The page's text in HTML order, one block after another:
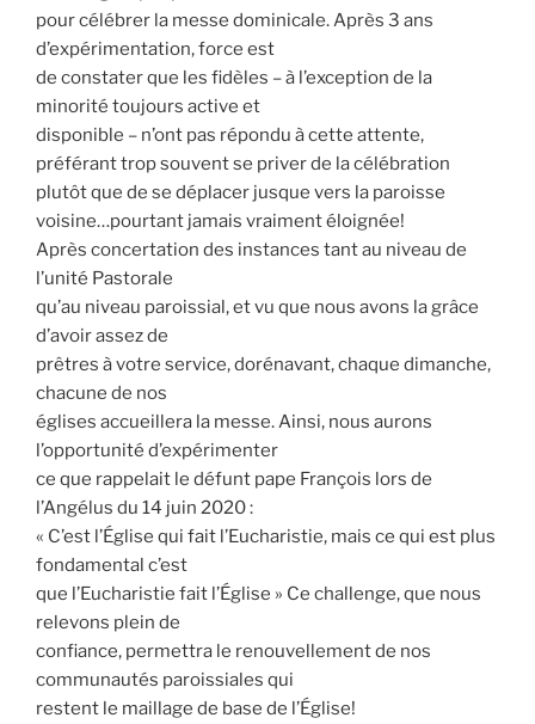
pour célébrer la messe dominicale. Après 3 ans
d’expérimentation, force est
de constater que les fidèles – à l’exception de la
minorité toujours active et
disponible – n’ont pas répondu à cette attente,
préférant trop souvent se priver de la célébration
plutôt que de se déplacer jusque vers la paroisse
voisine…pourtant jamais vraiment éloignée!
Après concertation des instances tant au niveau de
l’unité Pastorale
qu’au niveau paroissial, et vu que nous avons la grâce
d’avoir assez de
prêtres à votre service, dorénavant, chaque dimanche,
chacune de nos
églises accueillera la messe. Ainsi, nous aurons
l’opportunité d’expérimenter
ce que rappelait le défunt pape François lors de
l’Angélus du 14 juin 2020 :
« C’est l’Église qui fait l’Eucharistie, mais ce qui est plus
fondamental c’est
que l’Eucharistie fait l’Église » Ce challenge, que nous
relevons plein de
confiance, permettra le renouvellement de nos
communautés paroissiales qui
restent le maillage de base de l’Église!